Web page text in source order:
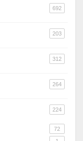
692
203
312
264
224
72